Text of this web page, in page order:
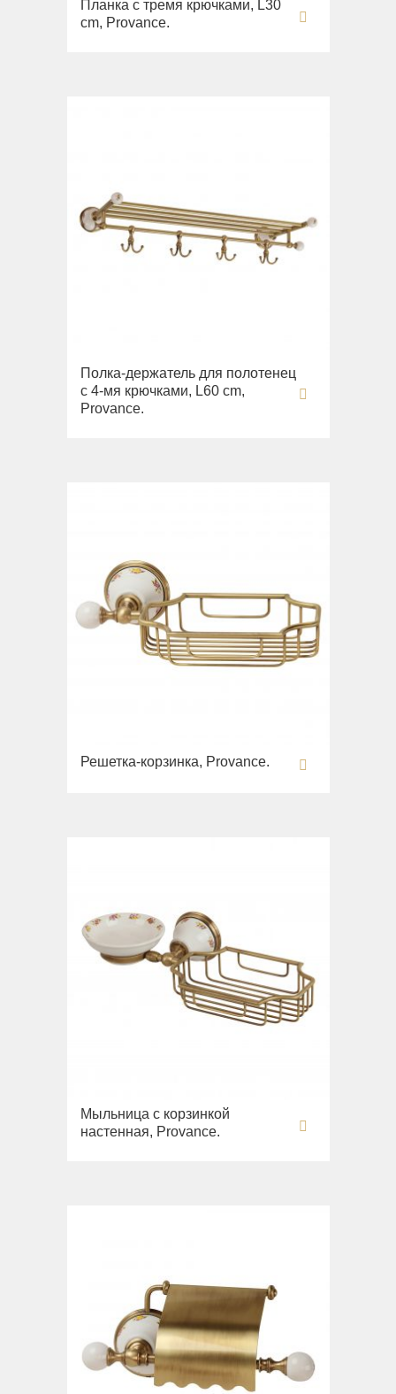
Планка с тремя крючками, L30
cm, Provance.
Полка-держатель для полотенец
с 4-мя крючками, L60 cm,
Provance.
Решетка-корзинка, Provance.
Мыльница с корзинкой
настенная, Provance.